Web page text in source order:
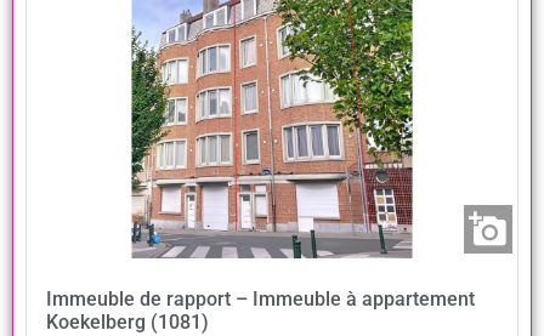
Immeuble de rapport – Immeuble à appartement
Koekelberg (1081)